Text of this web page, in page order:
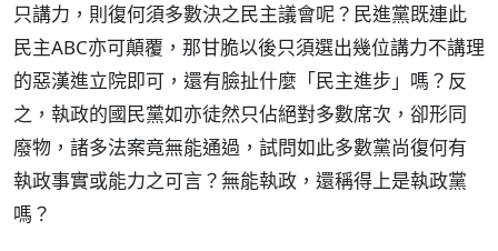
只講力，則復何須多數決之民主議會呢？民進黨既連此
民主ABC亦可顛覆，那甘脆以後只須選出幾位講力不講理
的惡漢進立院即可，還有臉扯什麼「民主進步」嗎？反
之，執政的國民黨如亦徒然只佔絕對多數席次，卻形同
廢物，諸多法案竟無能通過，試問如此多數黨尚復何有
執政事實或能力之可言？無能執政，還稱得上是執政黨
嗎？